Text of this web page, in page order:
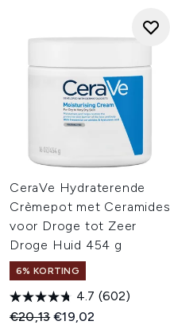
CeraVe Hydraterende
Crèmepot met Ceramides
voor Droge tot Zeer
Droge Huid 454 g
6% KORTING
4.7 (602)
Recommended Retail Price:
€20,13Huidige prijs:
€19,02